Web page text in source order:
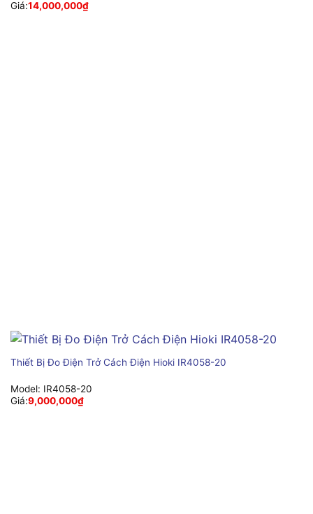
Giá:14,000,000₫
Thiết Bị Đo Điện Trở Cách Điện Hioki IR4058-20
Model: IR4058-20
Giá:9,000,000₫